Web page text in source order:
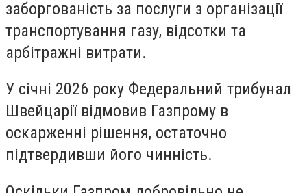
заборгованість за послуги з організації
транспортування газу, відсотки та
арбітражні витрати.
У січні 2026 року Федеральний трибунал
Швейцарії відмовив Газпрому в
оскарженні рішення, остаточно
підтвердивши його чинність.